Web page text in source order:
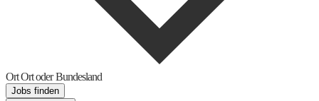
OrtOrt oder Bundesland
Jobs finden